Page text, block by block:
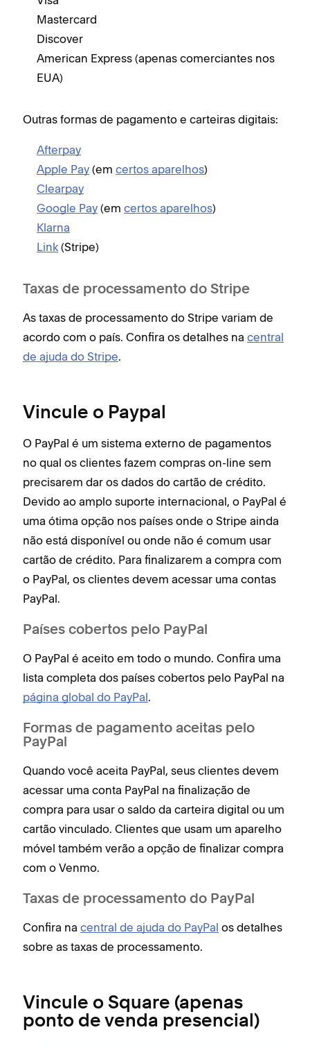
Mastercard
Discover
American Express (apenas comerciantes nos
EUA)
Outras formas de pagamento e carteiras digitais:
Afterpay
Apple Pay (em certos aparelhos)
Clearpay
Google Pay (em certos aparelhos)
Klarna
Link (Stripe)
Taxas de processamento do Stripe
As taxas de processamento do Stripe variam de
acordo com o país. Confira os detalhes na central
de ajuda do Stripe.
Vincule o Paypal
O PayPal é um sistema externo de pagamentos
no qual os clientes fazem compras on-line sem
precisarem dar os dados do cartão de crédito.
Devido ao amplo suporte internacional, o PayPal é
uma ótima opção nos países onde o Stripe ainda
não está disponível ou onde não é comum usar
cartão de crédito. Para finalizarem a compra com
o PayPal, os clientes devem acessar uma contas
PayPal.
Países cobertos pelo PayPal
O PayPal é aceito em todo o mundo. Confira uma
lista completa dos países cobertos pelo PayPal na
página global do PayPal.
Formas de pagamento aceitas pelo
PayPal
Quando você aceita PayPal, seus clientes devem
acessar uma conta PayPal na finalização de
compra para usar o saldo da carteira digital ou um
cartão vinculado. Clientes que usam um aparelho
móvel também verão a opção de finalizar compra
com o Venmo.
Taxas de processamento do PayPal
Confira na central de ajuda do PayPal os detalhes
sobre as taxas de processamento.
Vincule o Square (apenas
ponto de venda presencial)